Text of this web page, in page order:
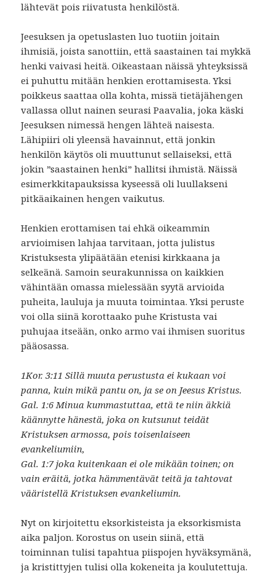
lähtevät pois riivatusta henkilöstä.
Jeesuksen ja opetuslasten luo tuotiin joitain
ihmisiä, joista sanottiin, että saastainen tai mykkä
henki vaivasi heitä. Oikeastaan näissä yhteyksissä
ei puhuttu mitään henkien erottamisesta. Yksi
poikkeus saattaa olla kohta, missä tietäjähengen
vallassa ollut nainen seurasi Paavalia, joka käski
Jeesuksen nimessä hengen lähteä naisesta.
Lähipiiri oli yleensä havainnut, että jonkin
henkilön käytös oli muuttunut sellaiseksi, että
jokin ”saastainen henki” hallitsi ihmistä. Näissä
esimerkkitapauksissa kyseessä oli luullakseni
pitkäaikainen hengen vaikutus.
Henkien erottamisen tai ehkä oikeammin
arvioimisen lahjaa tarvitaan, jotta julistus
Kristuksesta ylipäätään etenisi kirkkaana ja
selkeänä. Samoin seurakunnissa on kaikkien
vähintään omassa mielessään syytä arvioida
puheita, lauluja ja muuta toimintaa. Yksi peruste
voi olla siinä korottaako puhe Kristusta vai
puhujaa itseään, onko armo vai ihmisen suoritus
pääosassa.
1Kor. 3:11 Sillä muuta perustusta ei kukaan voi
panna, kuin mikä pantu on, ja se on Jeesus Kristus.
Gal. 1:6 Minua kummastuttaa, että te niin äkkiä
käännytte hänestä, joka on kutsunut teidät
Kristuksen armossa, pois toisenlaiseen
evankeliumiin,
Gal. 1:7 joka kuitenkaan ei ole mikään toinen; on
vain eräitä, jotka hämmentävät teitä ja tahtovat
vääristellä Kristuksen evankeliumin.
Nyt on kirjoitettu eksorkisteista ja eksorkismista
aika paljon. Korostus on usein siinä, että
toiminnan tulisi tapahtua piispojen hyväksymänä,
ja kristittyjen tulisi olla kokeneita ja koulutettuja.